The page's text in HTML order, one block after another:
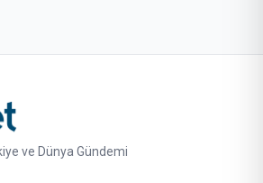
ve Dünya Gündemi